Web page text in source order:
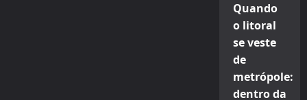
Quando
o litoral
se veste
de
metrópole:
dentro da